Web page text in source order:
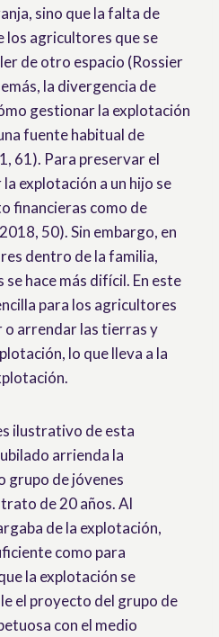
sino que la falta de
los agricultores que se
de otro espacio (Rossier
la divergencia de
gestionar la explotación
fuente habitual de
61). Para preservar el
explotación a un hijo se
financieras como de
50). Sin embargo, en
dentro de la familia,
hace más difícil. En este
para los agricultores
o arrendar las tierras y
lo que lleva a la
ilustrativo de esta
arrienda la
grupo de jóvenes
de 20 años. Al
de la explotación,
como para
la explotación se
el proyecto del grupo de
con el medio